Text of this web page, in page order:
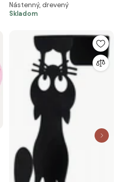
labky Dog Paw - 9*5*14 cm
Nástenný, drevený
Skladom